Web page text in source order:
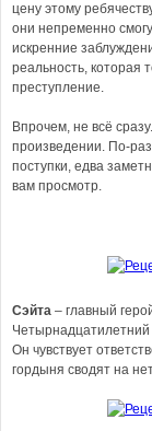
цену этому
они непременно
искренние
реальность, которая
преступление.
Впрочем, не всё
произведении. По-
поступки, едва
вам просмотр.
Сэйта – главный
Четырнадцатилетний
Он чувствует
гордыня сводят на